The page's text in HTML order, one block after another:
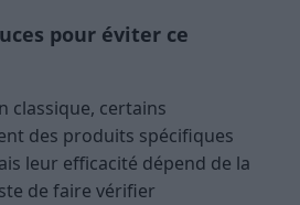
pour éviter ce
classique, certains
des produits spécifiques
leur efficacité dépend de la
de faire vérifier